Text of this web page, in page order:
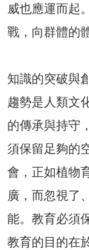
威也應運而起
戰，向群體的
知識的突破與
趨勢是人類文
的傳承與持守
須保留足夠的
會，正如植物
廣，而忽視了
能。教育必須
教育的目的在